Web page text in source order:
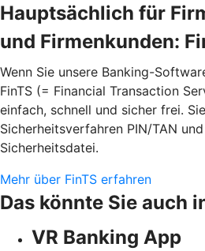
Hauptsächlich für
und Firmenkunden:
Wenn Sie unsere Banking-
FinTS (= Financial Transaction
einfach, schnell und sicher frei.
Sicherheitsverfahren PIN/TAN
Sicherheitsdatei.
Mehr über FinTS erfahren
Das könnte Sie auch
VR Banking App